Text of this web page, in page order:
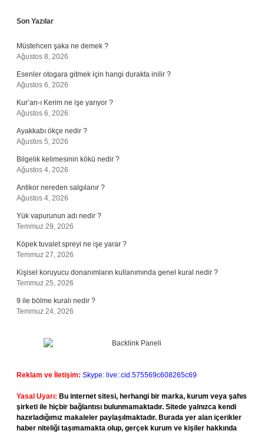
Sidebar
Son Yazılar
Müstehcen şaka ne demek ?
Ağustos 8, 2026
Esenler otogara gitmek için hangi durakta inilir ?
Ağustos 6, 2026
Kur’an-ı Kerim ne işe yarıyor ?
Ağustos 6, 2026
Ayakkabı ökçe nedir ?
Ağustos 5, 2026
Bilgelik kelimesinin kökü nedir ?
Ağustos 4, 2026
Antikor nereden salgılanır ?
Ağustos 4, 2026
Yük vapurunun adı nedir ?
Temmuz 29, 2026
Köpek tuvalet spreyi ne işe yarar ?
Temmuz 27, 2026
Kişisel koruyucu donanımların kullanımında genel kural nedir ?
Temmuz 25, 2026
9 ile bölme kuralı nedir ?
Temmuz 24, 2026
Reklam ve İletişim: Skype: live:.cid.575569c608265c69
Yasal Uyarı: Bu internet sitesi, herhangi bir marka, kurum veya şahıs
şirketi ile hiçbir bağlantısı bulunmamaktadır. Sitede yalnızca kendi
hazırladığımız makaleler paylaşılmaktadır. Burada yer alan içerikler
haber niteliği taşımamakta olup, gerçek kurum ve kişiler hakkında